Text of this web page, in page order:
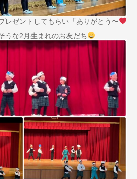
レゼントしてもらい「ありがとう〜
うな2月生まれのお友だち